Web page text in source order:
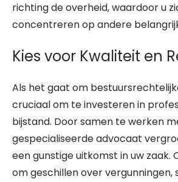
richting de overheid, waardoor u
concentreren op andere
Kies voor Kwaliteit en
Als het gaat om
cruciaal om te investeren in
bijstand. Door samen te werken
gespecialiseerde advocaat
een gunstige uitkomst in uw zaak.
om geschillen over vergunningen,